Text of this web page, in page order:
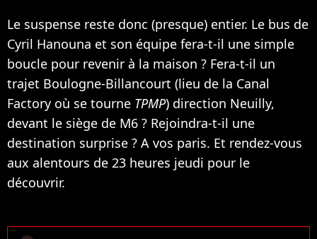
Le suspense reste donc (presque) entier. Le bus de
Cyril Hanouna et son équipe fera-t-il une simple
boucle pour revenir à la maison ? Fera-t-il un
trajet Boulogne-Billancourt (lieu de la Canal
Factory où se tourne TPMP) direction Neuilly,
devant le siège de M6 ? Rejoindra-t-il une
destination surprise ? A vos paris. Et rendez-vous
aux alentours de 23 heures jeudi pour le
découvrir.